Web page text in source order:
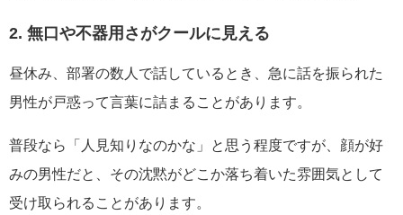
2. 無口や不器用さがクールに見える
昼休み、部署の数人で話しているとき、急に話を振られた
男性が戸惑って言葉に詰まることがあります。
普段なら「人見知りなのかな」と思う程度ですが、顔が好
みの男性だと、その沈黙がどこか落ち着いた雰囲気として
受け取られることがあります。